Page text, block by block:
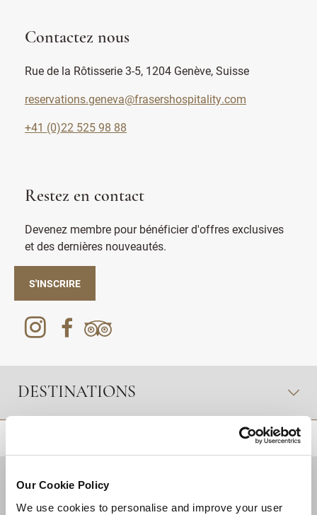
Our Cookie Policy
We use cookies to personalise and improve your user
Contactez nous
Rue de la Rôtisserie 3-5, 1204 Genève, Suisse
reservations.geneva@frasershospitality.com
+41 (0)22 525 98 88
Restez en contact
Devenez membre pour bénéficier d'offres exclusives
et des dernières nouveautés.
S'INSCRIRE
DESTINATIONS
RETOUR EN HAUT DE PAGE